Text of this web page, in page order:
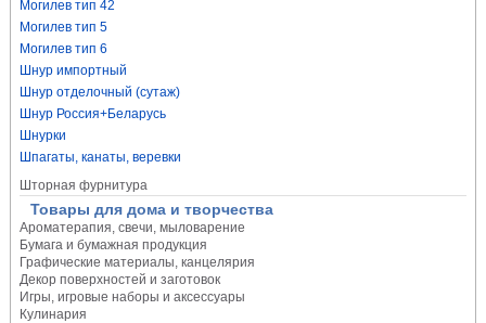
Могилев тип 42
Могилев тип 5
Могилев тип 6
Шнур импортный
Шнур отделочный (сутаж)
Шнур Россия+Беларусь
Шнурки
Шпагаты, канаты, веревки
Шторная фурнитура
Товары для дома и творчества
Ароматерапия, свечи, мыловарение
Бумага и бумажная продукция
Графические материалы, канцелярия
Декор поверхностей и заготовок
Игры, игровые наборы и аксессуары
Кулинария